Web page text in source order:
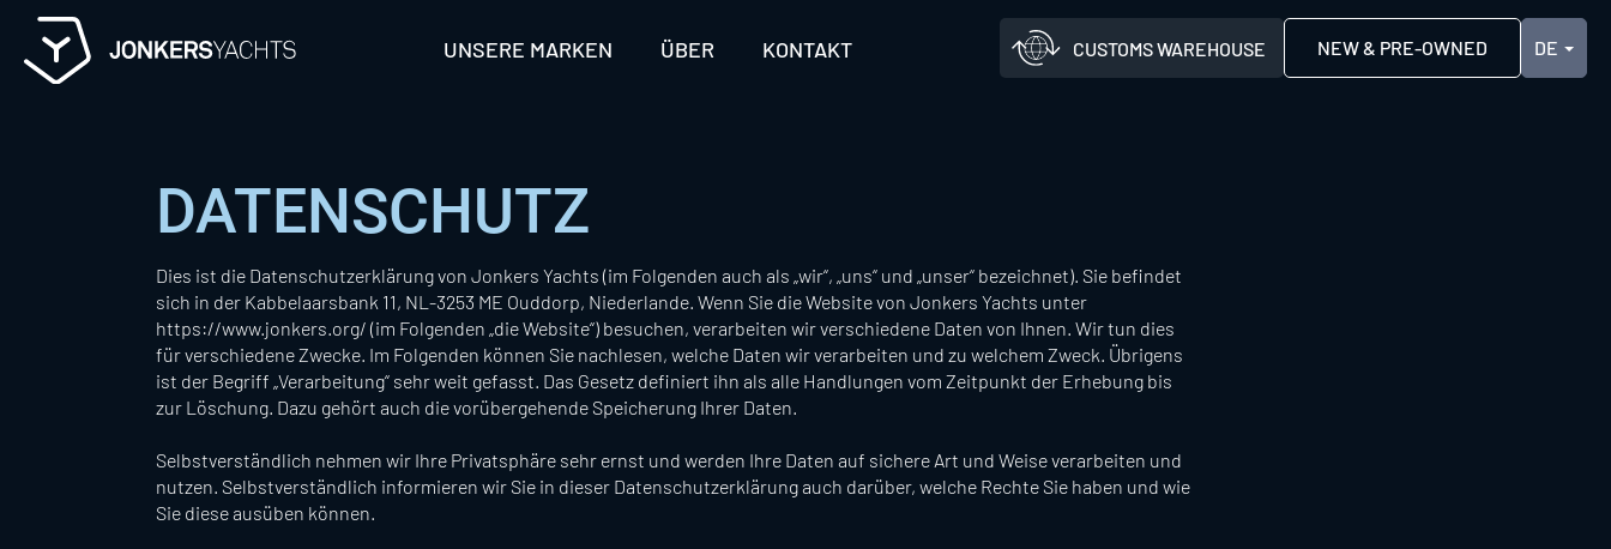
content
UNSERE MARKEN ÜBER KONTAKT CUSTOMS WAREHOUSE NEW & PRE-OWNED
DATENSCHUTZ
Dies ist die Datenschutzerklärung von Jonkers Yachts (im Folgenden auch als „wir“, „uns“ und „unser“ bezeichnet). Sie befindet
sich in der Kabbelaarsbank 11, NL-3253 ME Ouddorp, Niederlande. Wenn Sie die Website von Jonkers Yachts unter
https://www.jonkers.org/ (im Folgenden „die Website“) besuchen, verarbeiten wir verschiedene Daten von Ihnen. Wir tun dies
für verschiedene Zwecke. Im Folgenden können Sie nachlesen, welche Daten wir verarbeiten und zu welchem Zweck. Übrigens
ist der Begriff „Verarbeitung“ sehr weit gefasst. Das Gesetz definiert ihn als alle Handlungen vom Zeitpunkt der Erhebung bis
zur Löschung. Dazu gehört auch die vorübergehende Speicherung Ihrer Daten.
Selbstverständlich nehmen wir Ihre Privatsphäre sehr ernst und werden Ihre Daten auf sichere Art und Weise verarbeiten und
nutzen. Selbstverständlich informieren wir Sie in dieser Datenschutzerklärung auch darüber, welche Rechte Sie haben und wie
Sie diese ausüben können.